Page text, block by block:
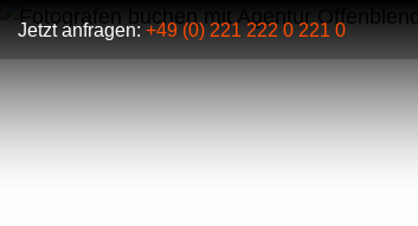
Jetzt anfragen:+49 (0) 221 222 0 221 0